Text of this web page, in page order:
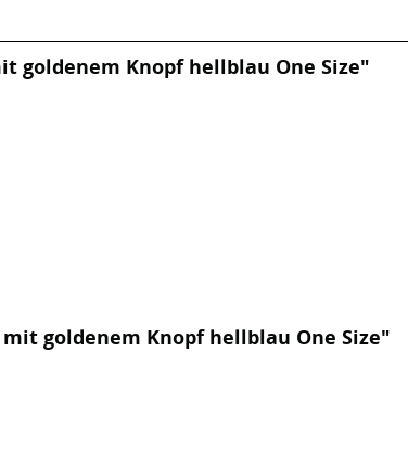
goldenem Knopf hellblau One Size"
goldenem Knopf hellblau One Size"